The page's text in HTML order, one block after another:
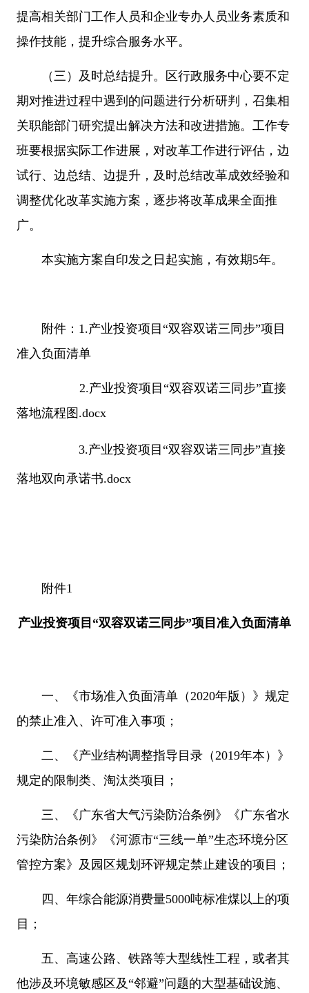
提高相关部门工作人员和企业专办人员业务素质和
操作技能，提升综合服务水平。
（三）及时总结提升。区行政服务中心要不定
期对推进过程中遇到的问题进行分析研判，召集相
关职能部门研究提出解决方法和改进措施。工作专
班要根据实际工作进展，对改革工作进行评估，边
试行、边总结、边提升，及时总结改革成效经验和
调整优化改革实施方案，逐步将改革成果全面推
广。
本实施方案自印发之日起实施，有效期5年。
附件：1.产业投资项目“双容双诺三同步”项目
准入负面清单
2.产业投资项目“双容双诺三同步”直接
落地流程图.docx
3.产业投资项目“双容双诺三同步”直接
落地双向承诺书.docx
附件1
产业投资项目“双容双诺三同步”项目准入负面清单
一、《市场准入负面清单（2020年版）》规定
的禁止准入、许可准入事项；
二、《产业结构调整指导目录（2019年本）》
规定的限制类、淘汰类项目；
三、《广东省大气污染防治条例》《广东省水
污染防治条例》《河源市“三线一单”生态环境分区
管控方案》及园区规划环评规定禁止建设的项目；
四、年综合能源消费量5000吨标准煤以上的项
目；
五、高速公路、铁路等大型线性工程，或者其
他涉及环境敏感区及“邻避”问题的大型基础设施、